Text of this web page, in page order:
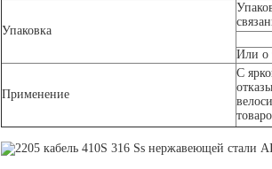
Упаковка
Или о
Применение
С